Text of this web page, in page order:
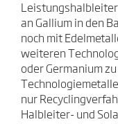
an Gallium in den
noch mit
weiteren
oder Germanium
nur
Halbleiter- und